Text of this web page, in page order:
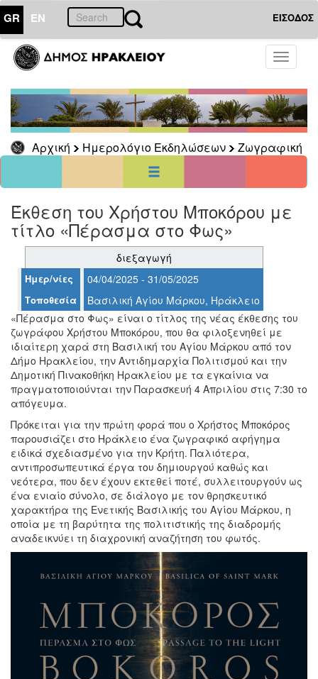
GR EN ΕΙΣΟΔΟΣ
Toggle
Αρχική Ημερολόγιο Εκδηλώσεων Ζωγραφική
11
Μάιος
2025
Κυρ Τρι Τετ Πεμ Παρ Σαβ
1 2
3
4
11
12 13 14 15 16
17
24
ΗΜΕΡΟΛΟΓΙΟ
ΕΚΔΗΛΩΣΕΩΝ
ΤΟΠΟΣ
ΜΑΣ
ΔΗΜΟΣ
ΠΟΛΙΤΙΣΜΟΣ
ΑΝΘΕΚΤΙΚΗ
ΠΟΛΗ
Έκθεση του Χρήστου Μποκόρου με
τίτλο «Πέρασμα στο Φως»
διεξαγωγή
Ημερ/νίες 04/04/2025 - 31/05/2025
Τοποθεσία
Βασιλική Αγίου Μάρκου, Ηράκλειο
«Πέρασμα στο Φως» είναι ο τίτλος της νέας έκθεσης του
ζωγράφου Χρήστου Μποκόρου, που θα φιλοξενηθεί με
ιδιαίτερη χαρά στη Βασιλική του Αγίου Μάρκου από τον
Δήμο Ηρακλείου, την Αντιδημαρχία Πολιτισμού και την
Δημοτική Πινακοθήκη Ηρακλείου με τα εγκαίνια να
πραγματοποιούνται την Παρασκευή 4 Απριλίου στις 7:30 το
απόγευμα.
Πρόκειται για την πρώτη φορά που ο Χρήστος Μποκόρος
παρουσιάζει στο Ηράκλειο ένα ζωγραφικό αφήγημα
ειδικά σχεδιασμένο για την Κρήτη. Παλιότερα,
αντιπροσωπευτικά έργα του δημιουργού καθώς και
νεότερα, που δεν έχουν εκτεθεί ποτέ, συλλειτουργούν ως
ένα ενιαίο σύνολο, σε διάλογο με τον θρησκευτικό
χαρακτήρα της Ενετικής Βασιλικής του Αγίου Μάρκου, η
οποία με τη βαρύτητα της πολιτιστικής της διαδρομής
αναδεικνύει τη διαχρονική αναζήτηση του φωτός.